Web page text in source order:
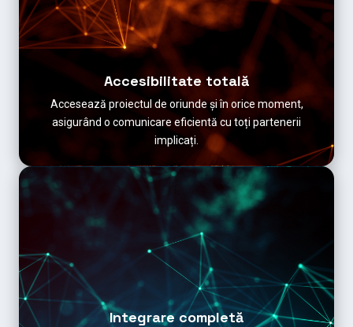
Accesibilitate totală
Accesează proiectul de oriunde și în orice moment,
asigurând o comunicare eficientă cu toți partenerii
implicați.
Integrare completă